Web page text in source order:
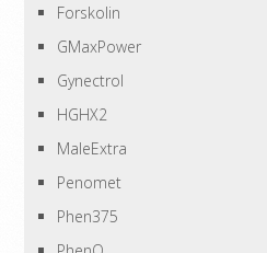
Forskolin
GMaxPower
Gynectrol
HGHX2
MaleExtra
Penomet
Phen375